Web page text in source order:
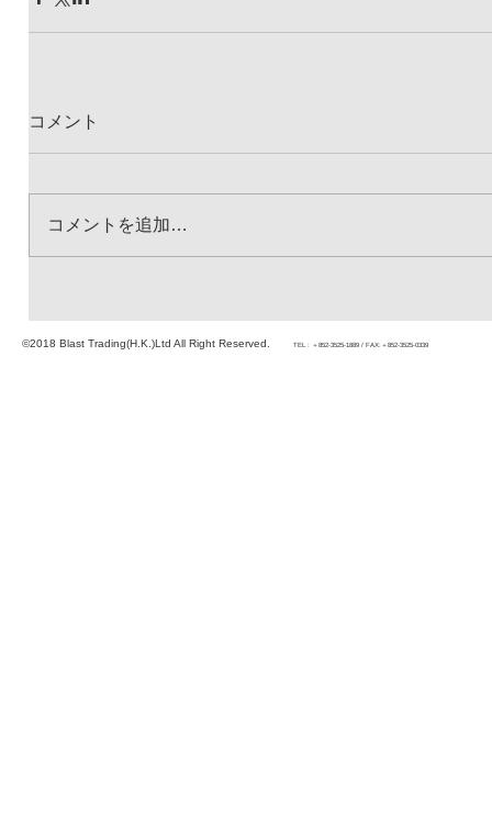
コメント
コメントを追加…
©2018 Blast Trading(H.K.)Ltd All Right Reserved. TEL : ＋852-3525-1889 / FAX:＋852-3525-0339